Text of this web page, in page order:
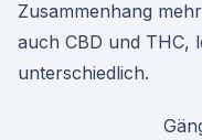
Zusammenhang
auch CBD und THC,
unterschiedlich.